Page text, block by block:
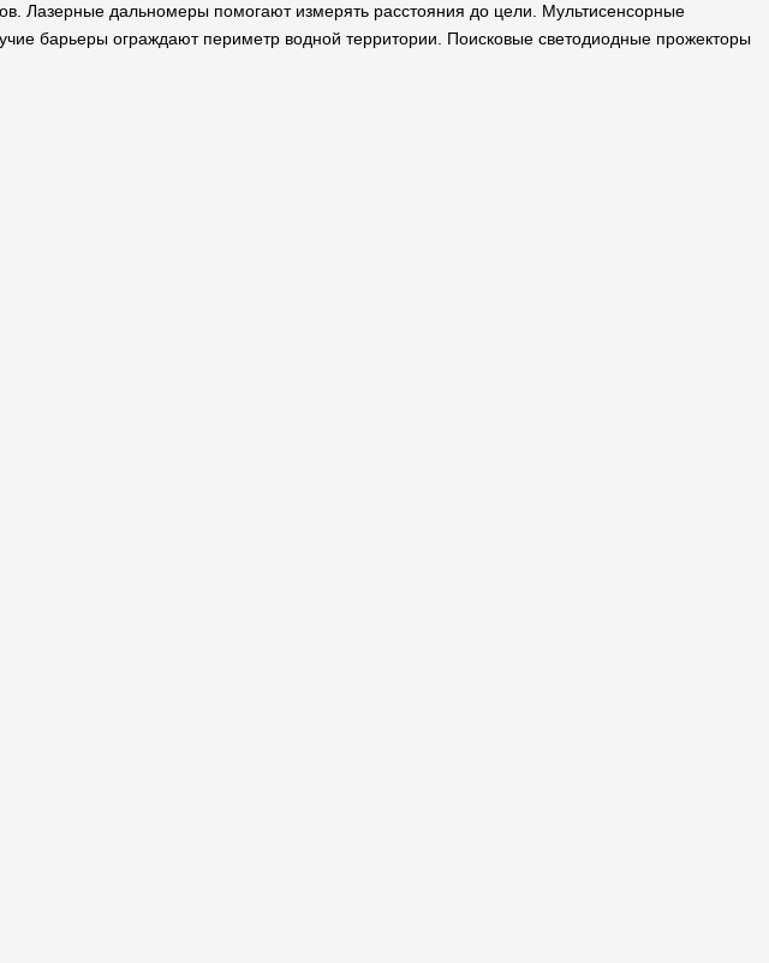
Лазерные дальномеры помогают измерять расстояния до цели. Мультисенсорные
барьеры ограждают периметр водной территории. Поисковые светодиодные прожекторы